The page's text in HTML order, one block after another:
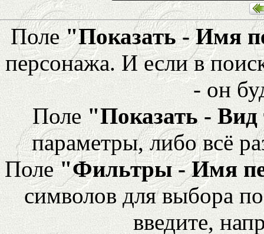
Поле"Показать - Имя
персонажа. И если в
- он
Поле "Показать -
параметры, либо всё
Поле"Фильтры - Имя
символов для выбора
введите,